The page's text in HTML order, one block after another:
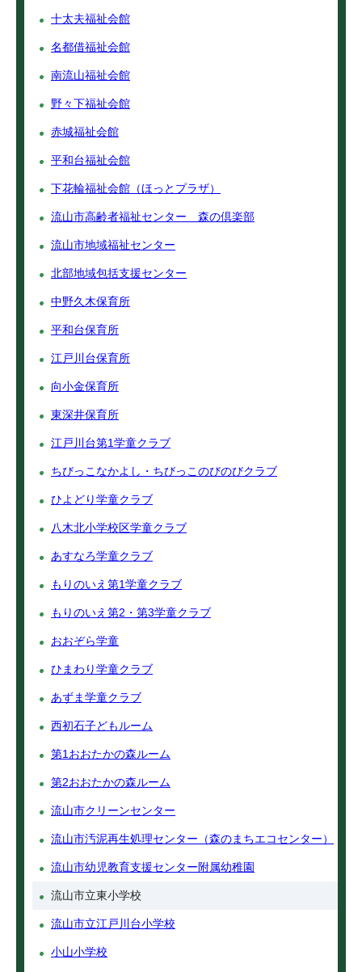
十太夫福祉会館
名都借福祉会館
南流山福祉会館
野々下福祉会館
赤城福祉会館
平和台福祉会館
下花輪福祉会館（ほっとプラザ）
流山市高齢者福祉センター 森の倶楽部
流山市地域福祉センター
北部地域包括支援センター
中野久木保育所
平和台保育所
江戸川台保育所
向小金保育所
東深井保育所
江戸川台第1学童クラブ
ちびっこなかよし・ちびっこのびのびクラブ
ひよどり学童クラブ
八木北小学校区学童クラブ
あすなろ学童クラブ
もりのいえ第1学童クラブ
もりのいえ第2・第3学童クラブ
おおぞら学童
ひまわり学童クラブ
あずま学童クラブ
西初石子どもルーム
第1おおたかの森ルーム
第2おおたかの森ルーム
流山市クリーンセンター
流山市汚泥再生処理センター（森のまちエコセンター）
流山市幼児教育支援センター附属幼稚園
流山市立東小学校
流山市立江戸川台小学校
小山小学校